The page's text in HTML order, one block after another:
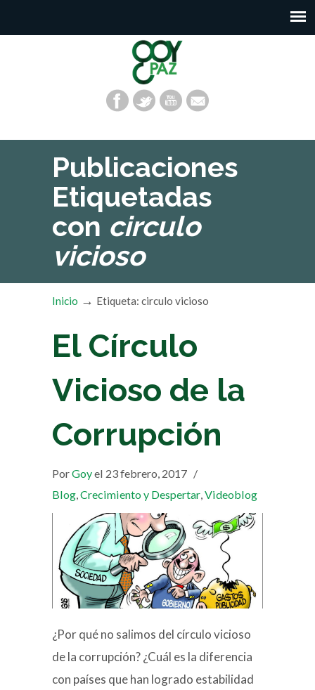
Publicaciones
Etiquetadas
con circulo
vicioso
Inicio → Etiqueta: circulo vicioso
El Círculo
Vicioso de la
Corrupción
PorGoyel 23 febrero, 2017 /
Blog,Crecimiento y Despertar,Videoblog
¿Por qué no salimos del círculo vicioso
de la corrupción? ¿Cuál es la diferencia
con países que han logrado estabilidad